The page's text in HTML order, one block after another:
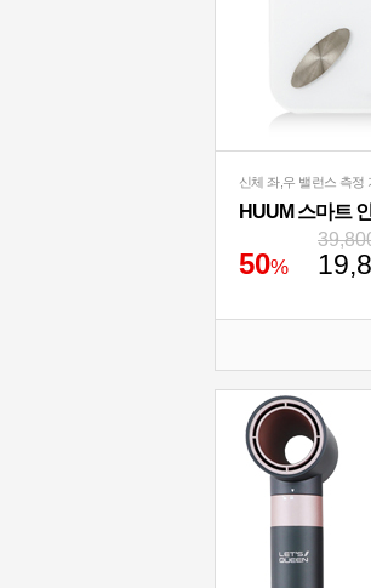
신체 좌,우 밸런스 측정
HUUM 스마트
50%